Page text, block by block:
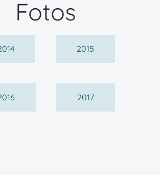
Fotos
2015
2017